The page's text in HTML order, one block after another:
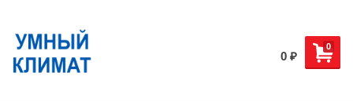
0
0 ₽